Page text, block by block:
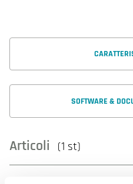
SOFTWARE &
Articoli (1 st)